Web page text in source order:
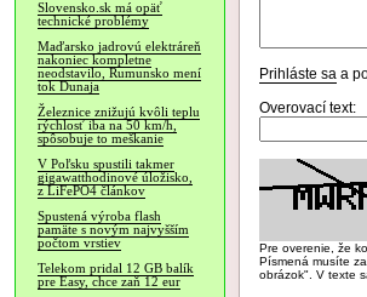
Slovensko.sk má opäť
technické problémy
Maďarsko jadrovú elektráreň
nakoniec kompletne
neodstavilo, Rumunsko mení
tok Dunaja
Železnice znižujú kvôli teplu
rýchlosť iba na 50 km/h,
spôsobuje to meškanie
V Poľsku spustili takmer
gigawatthodinové úložisko,
z LiFePO4 článkov
Spustená výroba flash
pamäte s novým najvyšším
počtom vrstiev
Telekom pridal 12 GB balík
pre Easy, chce zaň 12 eur
Prihláste sa a
Overovací text:
Pre overenie, že
Písmená musíte
obrázok". V texte